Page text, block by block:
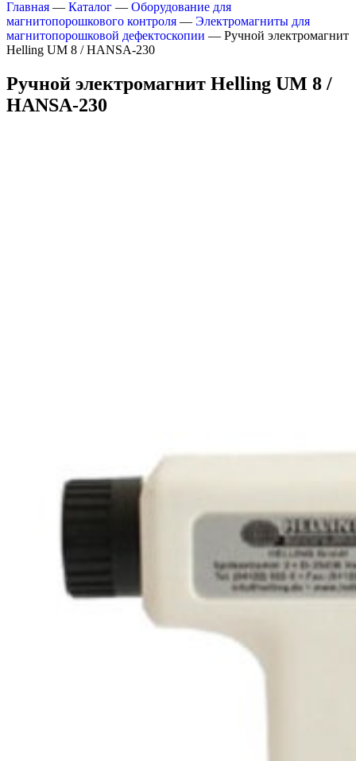
Главная — Каталог — Оборудование для
магнитопорошкового контроля — Электромагниты для
магнитопорошковой дефектоскопии — Ручной электромагнит
Helling UM 8 / HANSA-230
Ручной электромагнит Helling UM 8 /
HANSA-230